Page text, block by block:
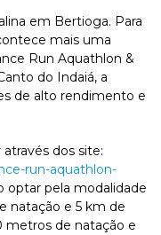
em Bertioga. Para
mais uma
Run Aquathlon &
do Indaiá, a
de alto rendimento e
dos site:
run-aquathlon-
optar pela modalidade
natação e 5 km de
metros de natação e